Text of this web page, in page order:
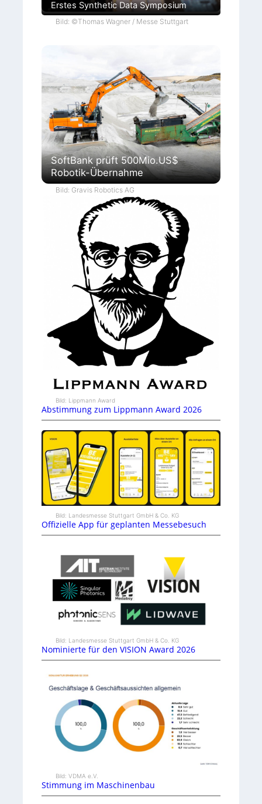
Erstes Synthetic Data Symposium
Bild: ©Thomas Wagner / Messe Stuttgart
SoftBank prüft 500Mio.US$
Robotik-Übernahme
Bild: Gravis Robotics AG
Bild: Lippmann Award
Abstimmung zum Lippmann Award 2026
Bild: Landesmesse Stuttgart GmbH & Co. KG
Offizielle App für geplanten Messebesuch
Bild: Landesmesse Stuttgart GmbH & Co. KG
Nominierte für den VISION Award 2026
Bild: VDMA e.V.
Stimmung im Maschinenbau